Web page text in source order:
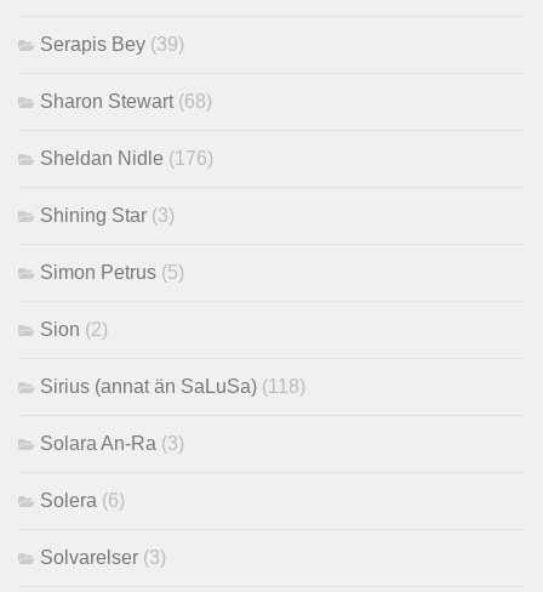
Serapis Bey (39)
Sharon Stewart(68)
Sheldan Nidle (176)
Shining Star (3)
Simon Petrus (5)
Sion (2)
Sirius (annat än SaLuSa) (118)
Solara An-Ra (3)
Solera (6)
Solvarelser (3)